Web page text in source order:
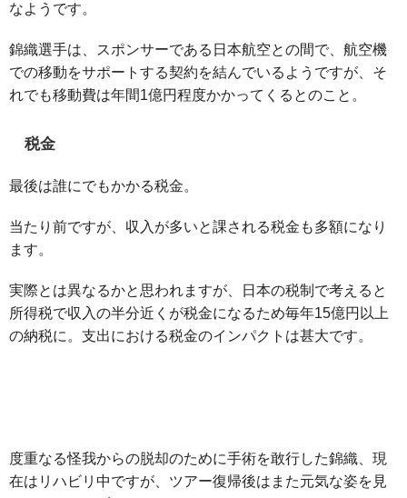
なようです。
錦織選手は、スポンサーである日本航空との間で、航空機
での移動をサポートする契約を結んでいるようですが、そ
れでも移動費は年間1億円程度かかってくるとのこと。
税金
最後は誰にでもかかる税金。
当たり前ですが、収入が多いと課される税金も多額になり
ます。
実際とは異なるかと思われますが、日本の税制で考えると
所得税で収入の半分近くが税金になるため毎年15億円以上
の納税に。支出における税金のインパクトは甚大です。
度重なる怪我からの脱却のために手術を敢行した錦織、現
在はリハビリ中ですが、ツアー復帰後はまた元気な姿を見